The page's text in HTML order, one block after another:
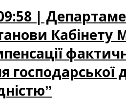
|
Кабінету